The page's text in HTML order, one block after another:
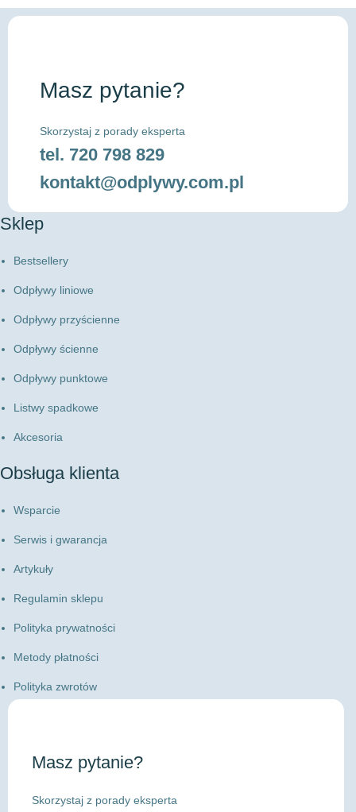
Masz pytanie?
Skorzystaj z porady eksperta
tel. 720 798 829
kontakt@odplywy.com.pl
Sklep
Bestsellery
Odpływy liniowe
Odpływy przyścienne
Odpływy ścienne
Odpływy punktowe
Listwy spadkowe
Akcesoria
Obsługa klienta
Wsparcie
Serwis i gwarancja
Artykuły
Regulamin sklepu
Polityka prywatności
Metody płatności
Polityka zwrotów
Masz pytanie?
Skorzystaj z porady eksperta